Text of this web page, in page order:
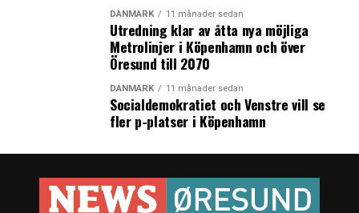
DANMARK 11 månader sedan
Utredning klar av åtta nya möjliga
Metrolinjer i Köpenhamn och över
Öresund till 2070
DANMARK 11 månader sedan
Socialdemokratiet och Venstre vill se
fler p-platser i Köpenhamn